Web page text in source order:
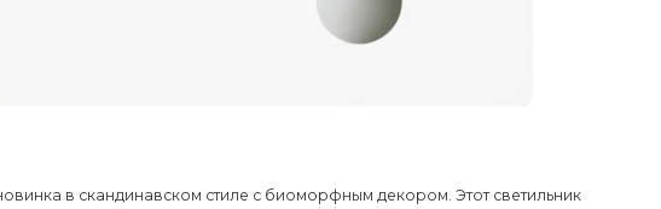
в скандинавском стиле с биоморфным декором. Этот светильник